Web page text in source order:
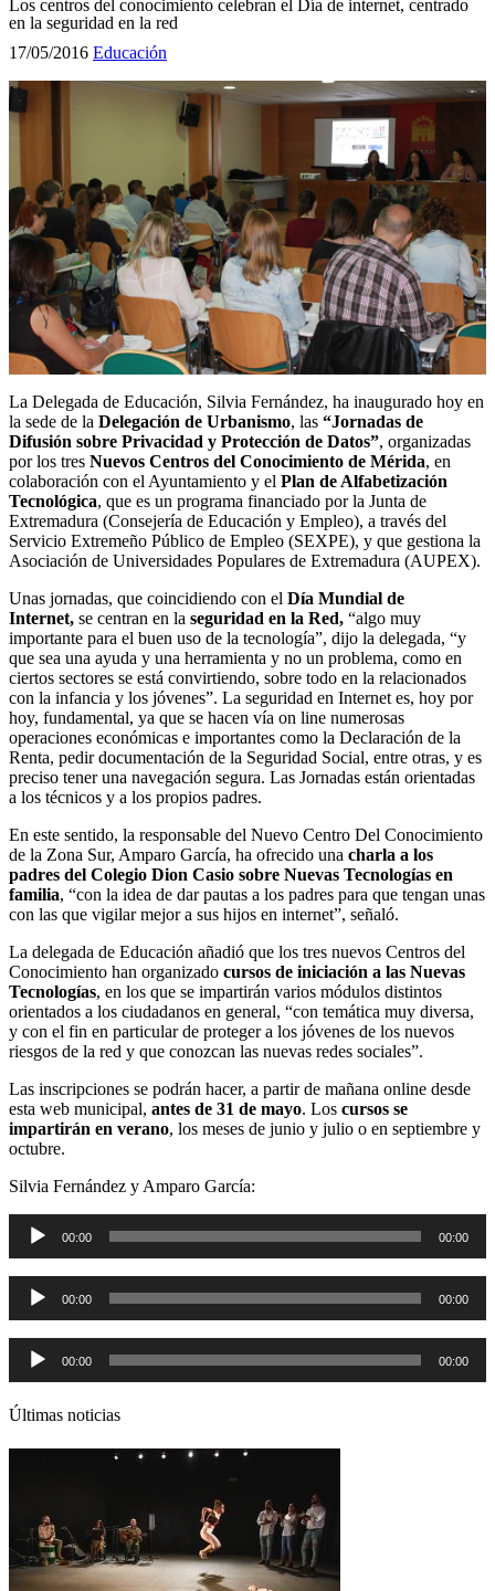
Los centros del conocimiento celebran el Día de internet, centrado
en la seguridad en la red
17/05/2016 Educación
La Delegada de Educación, Silvia Fernández, ha inaugurado hoy en
la sede de la Delegación de Urbanismo, las “Jornadas de
Difusión sobre Privacidad y Protección de Datos”, organizadas
por los tres Nuevos Centros del Conocimiento de Mérida, en
colaboración con el Ayuntamiento y el Plan de Alfabetización
Tecnológica, que es un programa financiado por la Junta de
Extremadura (Consejería de Educación y Empleo), a través del
Servicio Extremeño Público de Empleo (SEXPE), y que gestiona la
Asociación de Universidades Populares de Extremadura (AUPEX).
Unas jornadas, que coincidiendo con el Día Mundial de
Internet, se centran en la seguridad en la Red, “algo muy
importante para el buen uso de la tecnología”, dijo la delegada, “y
que sea una ayuda y una herramienta y no un problema, como en
ciertos sectores se está convirtiendo, sobre todo en la relacionados
con la infancia y los jóvenes”. La seguridad en Internet es, hoy por
hoy, fundamental, ya que se hacen vía on line numerosas
operaciones económicas e importantes como la Declaración de la
Renta, pedir documentación de la Seguridad Social, entre otras, y es
preciso tener una navegación segura. Las Jornadas están orientadas
a los técnicos y a los propios padres.
En este sentido, la responsable del Nuevo Centro Del Conocimiento
de la Zona Sur, Amparo García, ha ofrecido una charla a los
padres del Colegio Dion Casio sobre Nuevas Tecnologías en
familia, “con la idea de dar pautas a los padres para que tengan unas
con las que vigilar mejor a sus hijos en internet”, señaló.
La delegada de Educación añadió que los tres nuevos Centros del
Conocimiento han organizado cursos de iniciación a las Nuevas
Tecnologías, en los que se impartirán varios módulos distintos
orientados a los ciudadanos en general, “con temática muy diversa,
y con el fin en particular de proteger a los jóvenes de los nuevos
riesgos de la red y que conozcan las nuevas redes sociales”.
Las inscripciones se podrán hacer, a partir de mañana online desde
esta web municipal, antes de 31 de mayo. Los cursos se
impartirán en verano, los meses de junio y julio o en septiembre y
octubre.
Silvia Fernández y Amparo García:
Reproductor
audio
00:00 00:00
Reproductor
audio
00:00 00:00
Reproductor
audio
00:00 00:00
Últimas noticias